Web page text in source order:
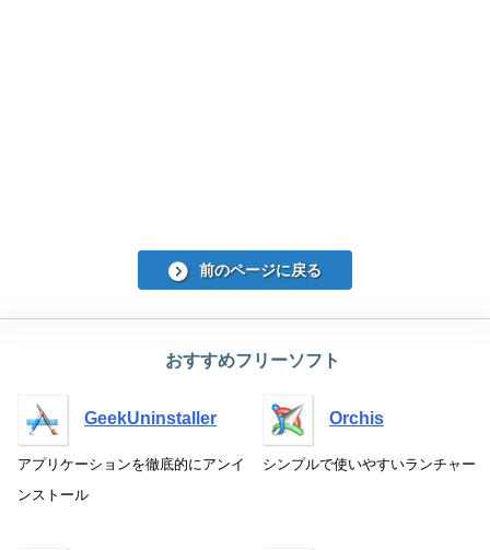
前のページに戻る
おすすめフリーソフト
GeekUninstaller
アプリケーションを徹底的にアンイ
ンストール
Orchis
シンプルで使いやすいランチャー